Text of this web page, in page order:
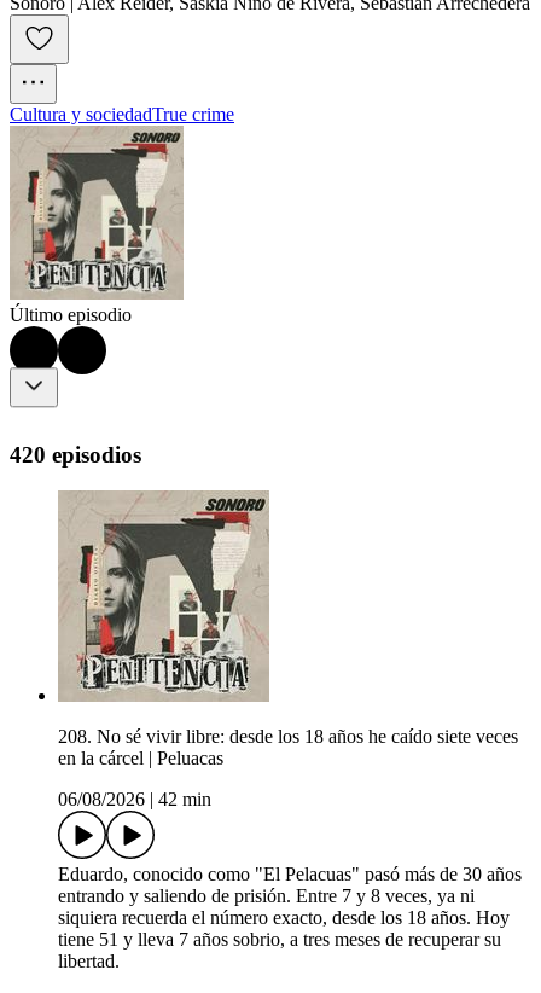
Cultura y sociedadTrue crime
Último episodio
420 episodios
208. No sé vivir libre: desde los 18 años he caído siete veces
en la cárcel | Peluacas
06/08/2026
42 min
Eduardo, conocido como "El Pelacuas" pasó más de 30 años
entrando y saliendo de prisión. Entre 7 y 8 veces, ya ni
siquiera recuerda el número exacto, desde los 18 años. Hoy
tiene 51 y lleva 7 años sobrio, a tres meses de recuperar su
libertad.